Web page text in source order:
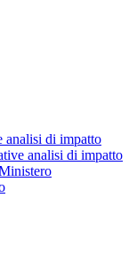
analisi di impatto
analisi di impatto